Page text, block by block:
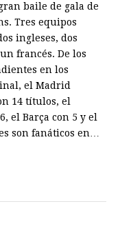
es
el
tapado
de
la
baile de gala de
Tres equipos
ingleses, dos
francés. De los
en los
el Madrid
14 títulos, el
el Barça con 5 y el
son fanáticos en…